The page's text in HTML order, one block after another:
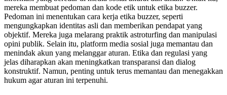
mereka membuat pedoman dan kode etik untuk etika buzzer.
Pedoman ini menentukan cara kerja etika buzzer, seperti
mengungkapkan identitas asli dan memberikan pendapat yang
objektif. Mereka juga melarang praktik astroturfing dan manipulasi
opini publik. Selain itu, platform media sosial juga memantau dan
menindak akun yang melanggar aturan. Etika dan regulasi yang
jelas diharapkan akan meningkatkan transparansi dan dialog
konstruktif. Namun, penting untuk terus memantau dan menegakkan
hukum agar aturan ini terpenuhi.